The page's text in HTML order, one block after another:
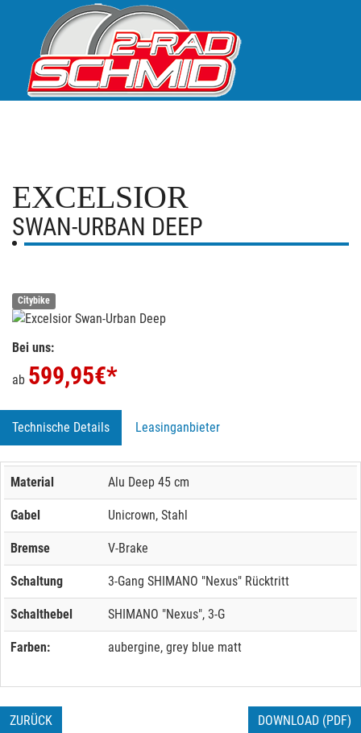
EXCELSIOR
SWAN-URBAN DEEP
Citybike
Bei uns:
ab 599,95€*
Technische Details Leasinganbieter
Material Alu Deep 45 cm
Gabel Unicrown, Stahl
Bremse V-Brake
Schaltung 3-Gang SHIMANO "Nexus" Rücktritt
Schalthebel SHIMANO "Nexus", 3-G
Farben: aubergine, grey blue matt
ZURÜCK DOWNLOAD (PDF)